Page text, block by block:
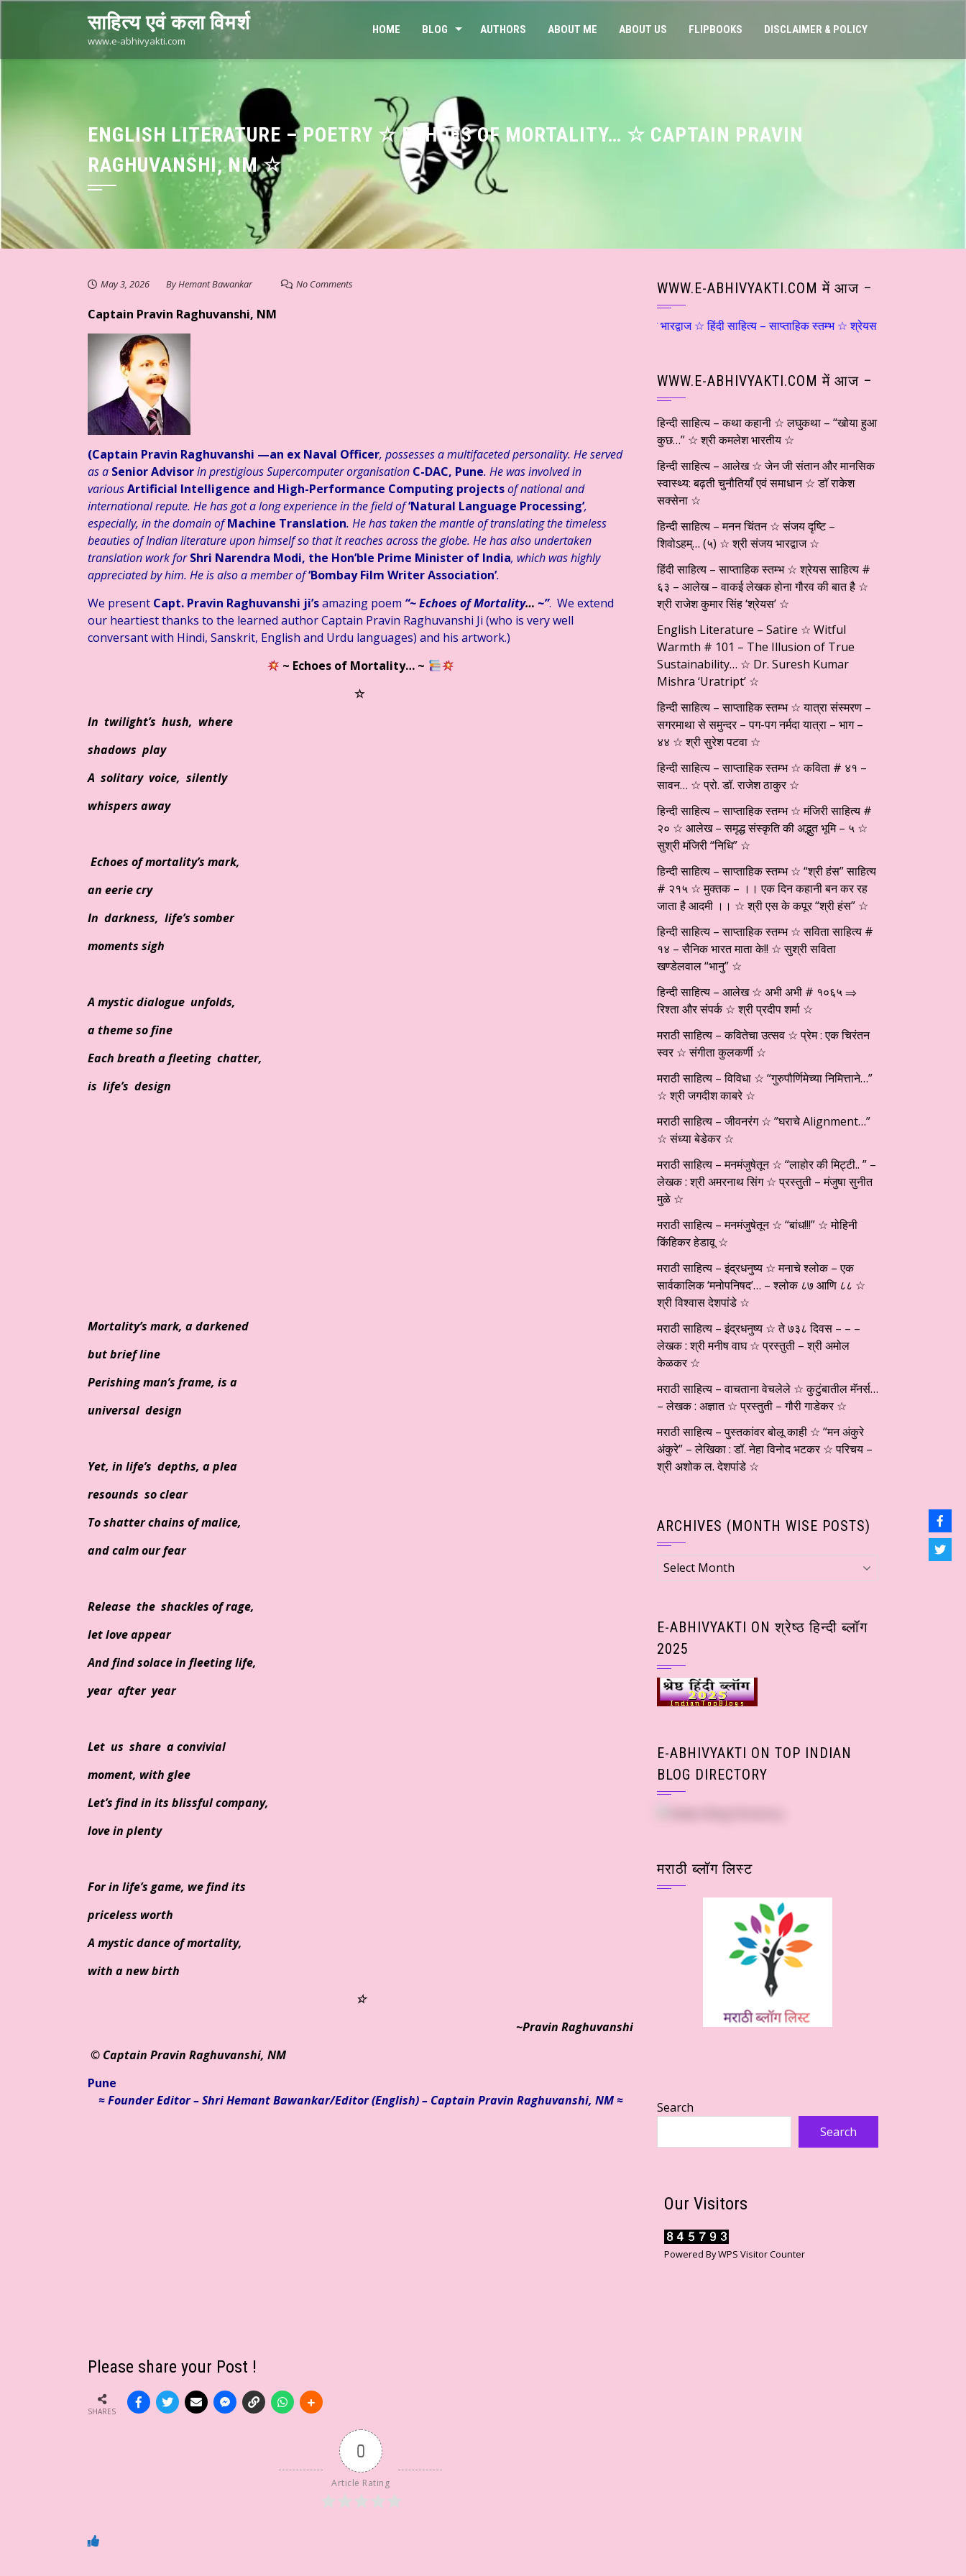
साहित्य एवं कला विमर्श
www.e-abhivyakti.com
HOME BLOG AUTHORS ABOUT ME ABOUT US FLIPBOOKS DISCLAIMER & POLICY
ENGLISH LITERATURE – POETRY ☆ ECHOES OF MORTALITY… ☆ CAPTAIN PRAVIN
RAGHUVANSHI, NM ☆
May 3, 2026 ByHemant Bawankar No Comments
Captain Pravin Raghuvanshi, NM
(Captain Pravin Raghuvanshi —an ex Naval Officer, possesses a multifaceted personality. He served
as a Senior Advisorin prestigious Supercomputer organisation C-DAC, Pune. He was involved in
variousArtificial Intelligence and High-Performance Computing projectsof national and
international repute. He has got a long experience in the field of‘Natural Language Processing’,
especially, in the domain ofMachine Translation. He has taken the mantle of translating the timeless
beauties of Indian literature upon himself so that it reaches across the globe. He has also undertaken
translation work forShri Narendra Modi, the Hon’ble Prime Minister of India, which was highly
appreciated by him. He is also a member of‘Bombay Film Writer Association’.
We present Capt. Pravin Raghuvanshi ji’samazing poem “~ Echoes of Mortality… ~”. We extend
our heartiest thanks to the learned author Captain Pravin Raghuvanshi Ji (who is very well
conversant with Hindi, Sanskrit, English and Urdu languages) and his artwork.)
~ Echoes of Mortality… ~
☆
In twilight’s hush, where
shadows play
A solitary voice, silently
whispers away
Echoes of mortality’s mark,
an eerie cry
In darkness, life’s somber
moments sigh
A mystic dialogue unfolds,
a theme so fine
Each breath a fleeting chatter,
is life’s design
Mortality’s mark, a darkened
but brief line
Perishing man’s frame, is a
universal design
Yet, in life’s depths, a plea
resounds so clear
To shatter chains of malice,
and calm our fear
Release the shackles of rage,
let love appear
And find solace in fleeting life,
year after year
Let us share a convivial
moment, with glee
Let’s find in its blissful company,
love in plenty
For in life’s game, we find its
priceless worth
A mystic dance of mortality,
with a new birth
☆
~Pravin Raghuvanshi
© Captain Pravin Raghuvanshi, NM
Pune
≈ Founder Editor – Shri Hemant Bawankar/Editor (English) – Captain Pravin Raghuvanshi, NM ≈
Please share your Post !
SHARES
0
Article Rating
WWW.E-ABHIVYAKTI.COM में आज –
मानसिक स्वास्थ्य: बढ़ती चुनौतियाँ एवं समाधान ☆ डाॅ राकेश सक्सेना ☆ हिन्दी साहित्य – मनन चिंतन ☆ संजय दृष्टि – शिवोऽहम्… (५) ☆ श्री संजय भारद्वाज ☆ हिंदी साहित्य – साप्ताहिक स्तम्भ ☆ श्रेयस साहित्य # ६३ –
WWW.E-ABHIVYAKTI.COM में आज –
हिन्दी साहित्य – कथा कहानी ☆ लघुकथा – “खोया हुआ
कुछ…” ☆ श्री कमलेश भारतीय ☆
हिन्दी साहित्य – आलेख ☆ जेन जी संतान और मानसिक
स्वास्थ्य: बढ़ती चुनौतियाँ एवं समाधान ☆ डाॅ राकेश
सक्सेना ☆
हिन्दी साहित्य – मनन चिंतन ☆ संजय दृष्टि –
शिवोऽहम्… (५) ☆ श्री संजय भारद्वाज ☆
हिंदी साहित्य – साप्ताहिक स्तम्भ ☆ श्रेयस साहित्य #
६३ – आलेख – वाकई लेखक होना गौरव की बात है ☆
श्री राजेश कुमार सिंह ‘श्रेयस’ ☆
English Literature – Satire ☆ Witful
Warmth # 101 – The Illusion of True
Sustainability… ☆ Dr. Suresh Kumar
Mishra ‘Uratript’ ☆
हिन्दी साहित्य – साप्ताहिक स्तम्भ ☆ यात्रा संस्मरण –
सगरमाथा से समुन्दर – पग-पग नर्मदा यात्रा – भाग –
४४ ☆ श्री सुरेश पटवा ☆
हिन्दी साहित्य – साप्ताहिक स्तम्भ ☆ कविता # ४१ –
सावन… ☆ प्रो. डॉ. राजेश ठाकुर ☆
हिन्दी साहित्य – साप्ताहिक स्तम्भ ☆ मंजिरी साहित्य #
२० ☆ आलेख – समृद्ध संस्कृति की अद्भुत भूमि – ५ ☆
सुश्री मंजिरी “निधि” ☆
हिन्दी साहित्य – साप्ताहिक स्तम्भ ☆ “श्री हंस” साहित्य
# २१५ ☆ मुक्तक – ।। एक दिन कहानी बन कर रह
जाता है आदमी ।। ☆ श्री एस के कपूर “श्री हंस” ☆
हिन्दी साहित्य – साप्ताहिक स्तम्भ ☆ सविता साहित्य #
१४ – सैनिक भारत माता के!! ☆ सुश्री सविता
खण्डेलवाल “भानु” ☆
हिन्दी साहित्य – आलेख ☆ अभी अभी # १०६५ ⇒
रिश्ता और संपर्क ☆ श्री प्रदीप शर्मा ☆
मराठी साहित्य – कवितेचा उत्सव ☆ प्रेम : एक चिरंतन
स्वर ☆ संगीता कुलकर्णी ☆
मराठी साहित्य – विविधा ☆ “गुरुपौर्णिमेच्या निमित्ताने…”
☆ श्री जगदीश काबरे ☆
मराठी साहित्य – जीवनरंग ☆ ”घराचे Alignment…”
☆ संध्या बेडेकर ☆
मराठी साहित्य – मनमंजुषेतून ☆ “लाहोर की मिट्टी.. ” –
लेखक : श्री अमरनाथ सिंग ☆ प्रस्तुती – मंजुषा सुनीत
मुळे ☆
मराठी साहित्य – मनमंजुषेतून ☆ “बांध!!!” ☆ मोहिनी
किंहिकर हेडावू ☆
मराठी साहित्य – इंद्रधनुष्य ☆ मनाचे श्लोक – एक
सार्वकालिक ‘मनोपनिषद’… – श्लोक ८७ आणि ८८ ☆
श्री विश्वास देशपांडे ☆
मराठी साहित्य – इंद्रधनुष्य ☆ ते ७३८ दिवस – – –
लेखक : श्री मनीष वाघ ☆ प्रस्तुती – श्री अमोल
केळकर ☆
मराठी साहित्य – वाचताना वेचलेले ☆ कुटुंबातील मॅनर्स…
– लेखक : अज्ञात ☆ प्रस्तुती – गौरी गाडेकर ☆
मराठी साहित्य – पुस्तकांवर बोलू काही ☆ “मन अंकुरे
अंकुरे” – लेखिका : डॉ. नेहा विनोद भटकर ☆ परिचय –
श्री अशोक ल. देशपांडे ☆
ARCHIVES (MONTH WISE POSTS)
Archives
(Month
E-ABHIVYAKTI ON श्रेष्ठ हिन्दी ब्लॉग
2025
E-ABHIVYAKTI ON TOP INDIAN
BLOG DIRECTORY
मराठी ब्लॉग लिस्ट
Search
Search
Our Visitors
Powered ByWPS Visitor Counter